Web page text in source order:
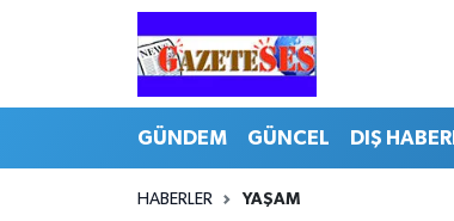
GÜNDEM GÜNCEL DIŞ
HABERLER YAŞAM